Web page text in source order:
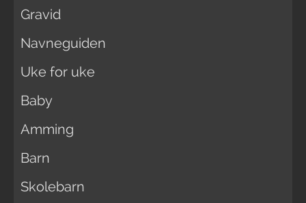
Gravid
Navneguiden
Uke for uke
Baby
Amming
Barn
Skolebarn